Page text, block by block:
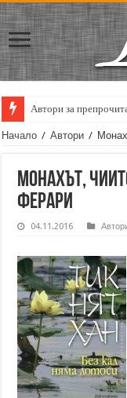
Автори за
Кирил Кадийски:
Начало / Автори /
Монахът,
ферари
04.11.2016